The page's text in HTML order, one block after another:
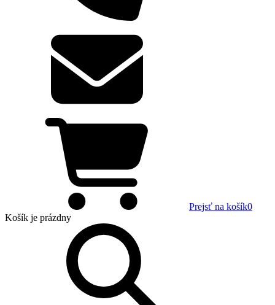
Prejsť na košík0
Košík je prázdny